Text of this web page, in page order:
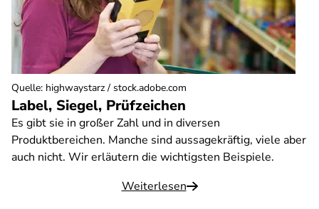
Label, Siegel, Prüfzeichen
Es gibt sie in großer Zahl und in diversen
Produktbereichen. Manche sind aussagekräftig, viele aber
auch nicht. Wir erläutern die wichtigsten Beispiele.
Weiterlesen
Quelle: highwaystarz / stock.adobe.com